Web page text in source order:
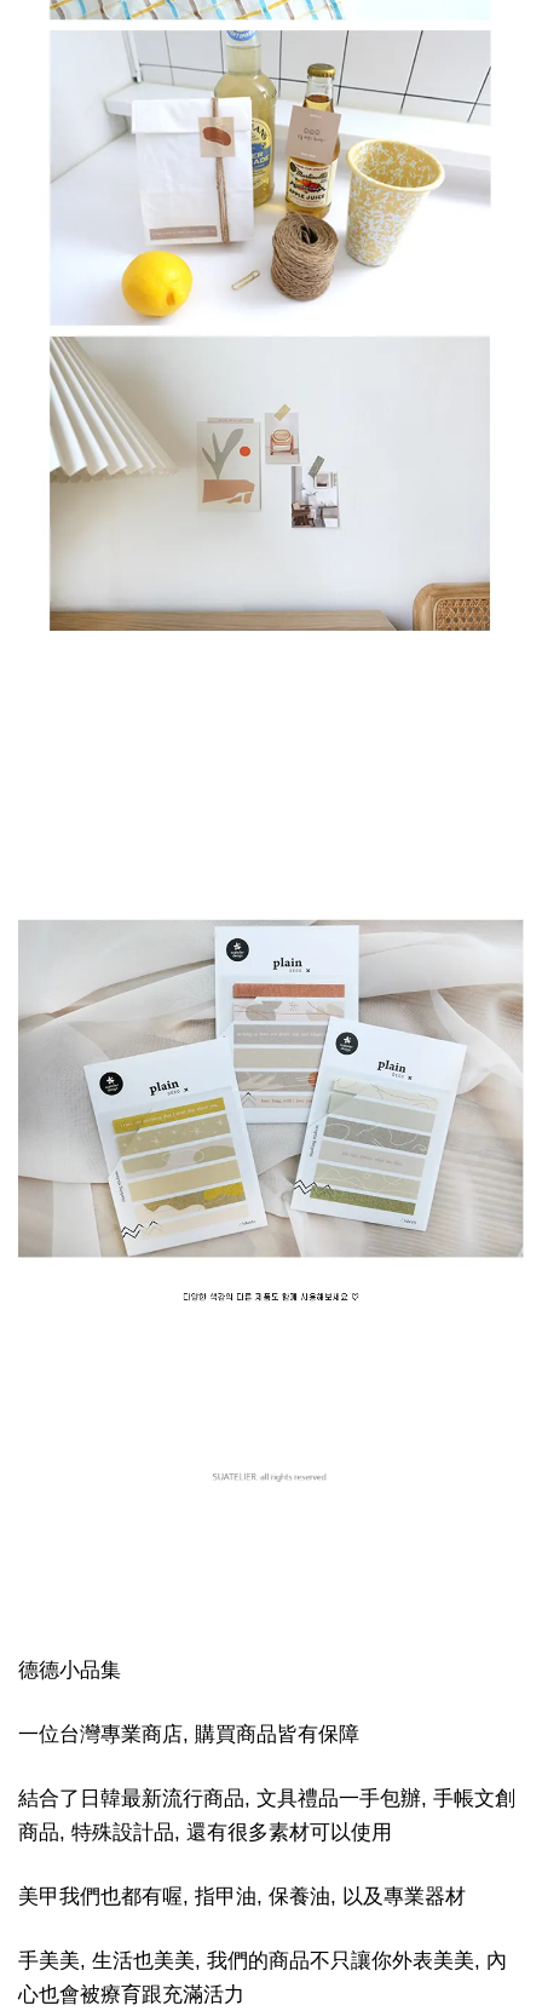
德德小品集
一位台灣專業商店, 購買商品皆有保障
結合了日韓最新流行商品, 文具禮品一手包辦, 手帳文創
商品, 特殊設計品, 還有很多素材可以使用
美甲我們也都有喔, 指甲油, 保養油, 以及專業器材
手美美, 生活也美美, 我們的商品不只讓你外表美美, 內
心也會被療育跟充滿活力